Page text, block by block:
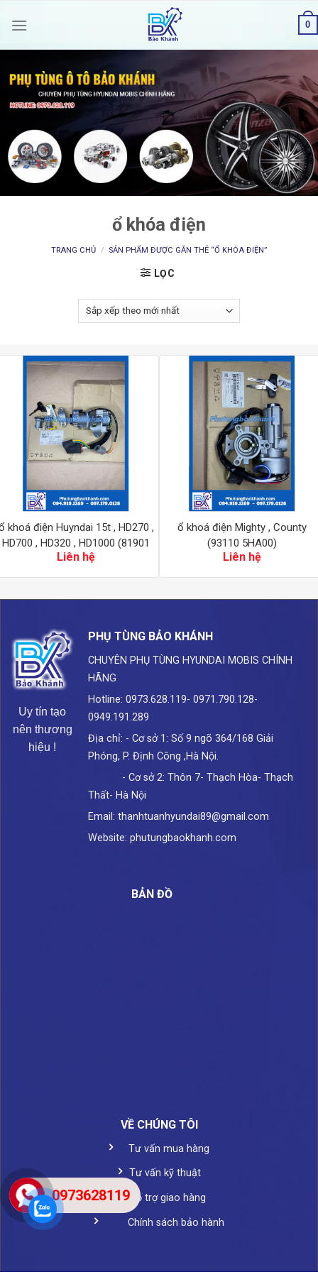
0
ổ khóa điện
TRANG CHỦ / SẢN PHẨM ĐƯỢC GẮN THẺ “Ổ KHÓA ĐIỆN”
LỌC
khoá điện Huyndai 15t , HD270 ,
HD700 , HD320 , HD1000 (81901
7C050)
Liên hệ
ổ khoá điện Mighty , County
(93110 5HA00)
Liên hệ
Uy tín tạo
nên thương
hiệu !
PHỤ TÙNG BẢO KHÁNH
CHUYÊN PHỤ TÙNG HYUNDAI MOBIS CHÍNH
HÃNG
Hotline: 0973.628.119- 0971.790.128-
0949.191.289
Địa chỉ: - Cơ sở 1: Số 9 ngõ 364/168 Giải
Phóng, P. Định Công ,Hà Nội.
- Cơ sở 2: Thôn 7- Thạch Hòa- Thạch
Thất- Hà Nội
Email: thanhtuanhyundai89@gmail.com
Website: phutungbaokhanh.com
BẢN ĐỒ
VỀ CHÚNG TÔI
Tư vấn mua hàng
Tư vấn kỹ thuật
Hỗ trợ giao hàng
Chính sách bảo hành
0973628119